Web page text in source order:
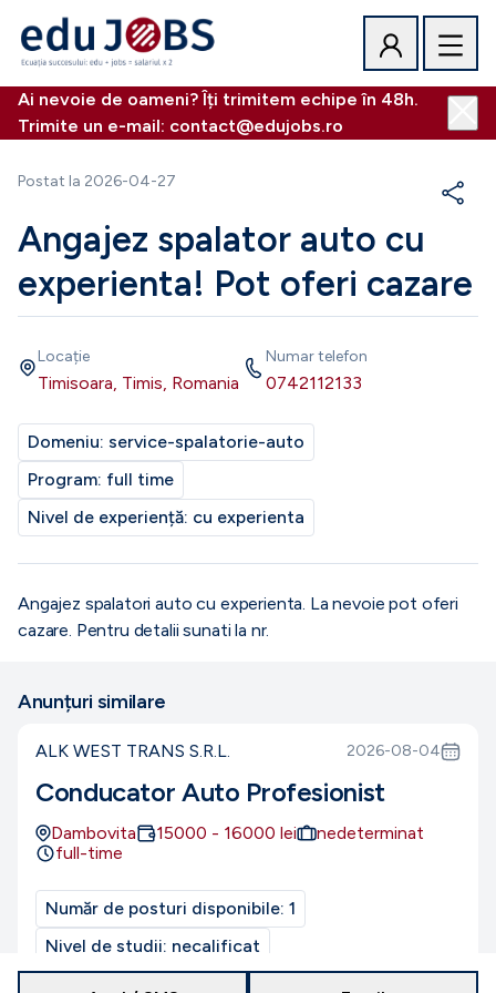
Ai nevoie de oameni? Îți trimitem echipe în 48h.
Trimite un e-mail: contact@edujobs.ro
Postat la 2026-04-27
Angajez spalator auto cu
experienta! Pot oferi cazare
Locație
Timisoara, Timis, Romania
Numar telefon
0742112133
Domeniu: service-spalatorie-auto
Program: full time
Nivel de experiență: cu experienta
Angajez spalatori auto cu experienta. La nevoie pot oferi
cazare. Pentru detalii sunati la nr.
Anunțuri similare
ALK WEST TRANS S.R.L. 2026-08-04
Conducator Auto Profesionist
Dambovita 15000 - 16000 lei
nedeterminat
full-time
Număr de posturi disponibile: 1
Nivel de studii: necalificat